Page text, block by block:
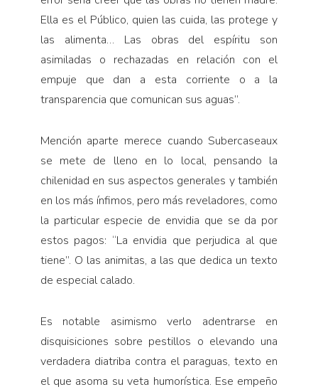
Ella es el Público, quien las cuida, las protege y
las alimenta… Las obras del espíritu son
asimiladas o rechazadas en relación con el
empuje que dan a esta corriente o a la
transparencia que comunican sus aguas”.
Mención aparte merece cuando Subercaseaux
se mete de lleno en lo local, pensando la
chilenidad en sus aspectos generales y también
en los más ínfimos, pero más reveladores, como
la particular especie de envidia que se da por
estos pagos: “La envidia que perjudica al que
tiene”. O las animitas, a las que dedica un texto
de especial calado.
Es notable asimismo verlo adentrarse en
disquisiciones sobre pestillos o elevando una
verdadera diatriba contra el paraguas, texto en
el que asoma su veta humorística. Ese empeño